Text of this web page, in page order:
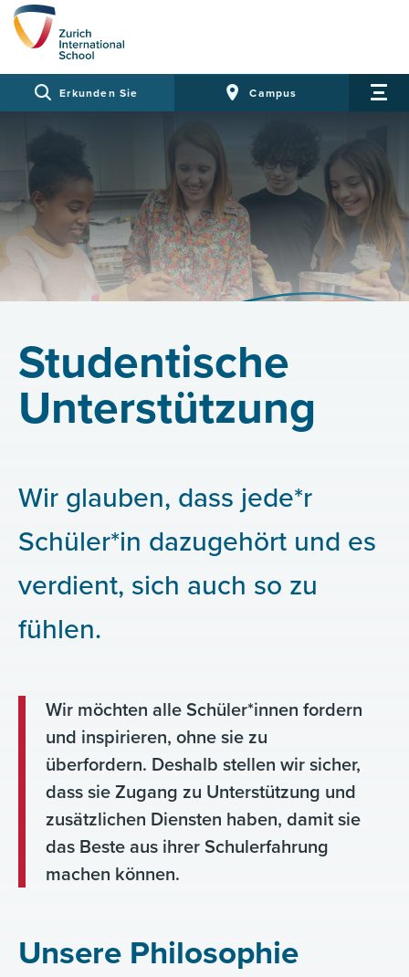
Erkunden Sie Campus
Studentische
Unterstützung
Wir glauben, dass jede*r
Schüler*in dazugehört und es
verdient, sich auch so zu
fühlen.
Wir möchten alle Schüler*innen fordern
und inspirieren, ohne sie zu
überfordern. Deshalb stellen wir sicher,
dass sie Zugang zu Unterstützung und
zusätzlichen Diensten haben, damit sie
das Beste aus ihrer Schulerfahrung
machen können.
Unsere Philosophie